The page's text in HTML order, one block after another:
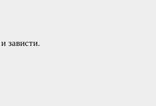
зависти.